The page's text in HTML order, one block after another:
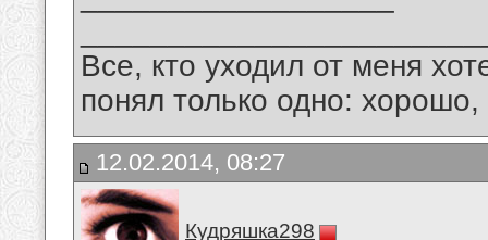
Все, кто уходил от меня
понял только одно:
12.02.2014, 08:27
Кудряшка298